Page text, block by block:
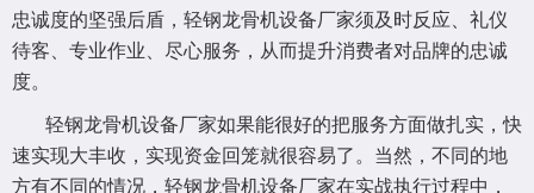
忠诚度的坚强后盾，轻钢龙骨机设备厂家须及时反应、礼仪
待客、专业作业、尽心服务，从而提升消费者对品牌的忠诚
度。
轻钢龙骨机设备厂家如果能很好的把服务方面做扎实，快
速实现大丰收，实现资金回笼就很容易了。当然，不同的地
方有不同的情况，轻钢龙骨机设备厂家在实战执行过程中，